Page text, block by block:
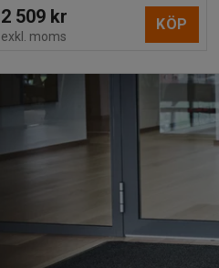
2 509 kr
exkl. moms
KÖP